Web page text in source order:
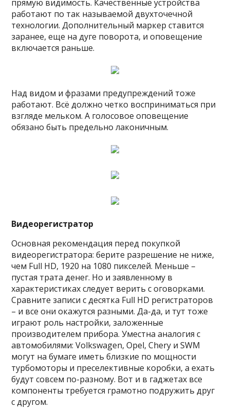
прямую видимость. Качественные устройства
работают по так называемой двухточечной
технологии. Дополнительный маркер ставится
заранее, еще на дуге поворота, и оповещение
включается раньше.
Над видом и фразами предупреждений тоже
работают. Всё должно четко восприниматься при
взгляде мельком. А голосовое оповещение
обязано быть предельно лаконичным.
Видеорегистратор
Основная рекомендация перед покупкой
видеорегистратора: берите разрешение не ниже,
чем Full HD, 1920 на 1080 пикселей. Меньше –
пустая трата денег. Но и заявленному в
характеристиках следует верить с оговорками.
Сравните записи с десятка Full HD регистраторов
– и все они окажутся разными. Да-да, и тут тоже
играют роль настройки, заложенные
производителем прибора. Уместна аналогия с
автомобилями: Volkswagen, Opel, Chery и SWM
могут на бумаге иметь близкие по мощности
турбомоторы и преселективные коробки, а ехать
будут совсем по-разному. Вот и в гаджетах все
компоненты требуется грамотно подружить друг
с другом.